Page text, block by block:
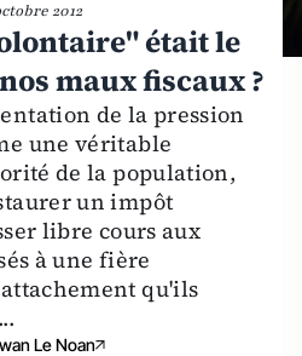
2012
était le
maux fiscaux ?
de la pression
une véritable
de la population,
un impôt
libre cours aux
à une fière
qu'ils
Le Noan